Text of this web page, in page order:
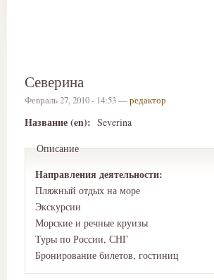
Северина
Февраль 27, 2010 - 14:53 —редактор
Название (en): Severina
Описание
Направления деятельности:
Пляжный отдых на море
Экскурсии
Морские и речные круизы
Туры по России, СНГ
Бронирование билетов, гостиниц